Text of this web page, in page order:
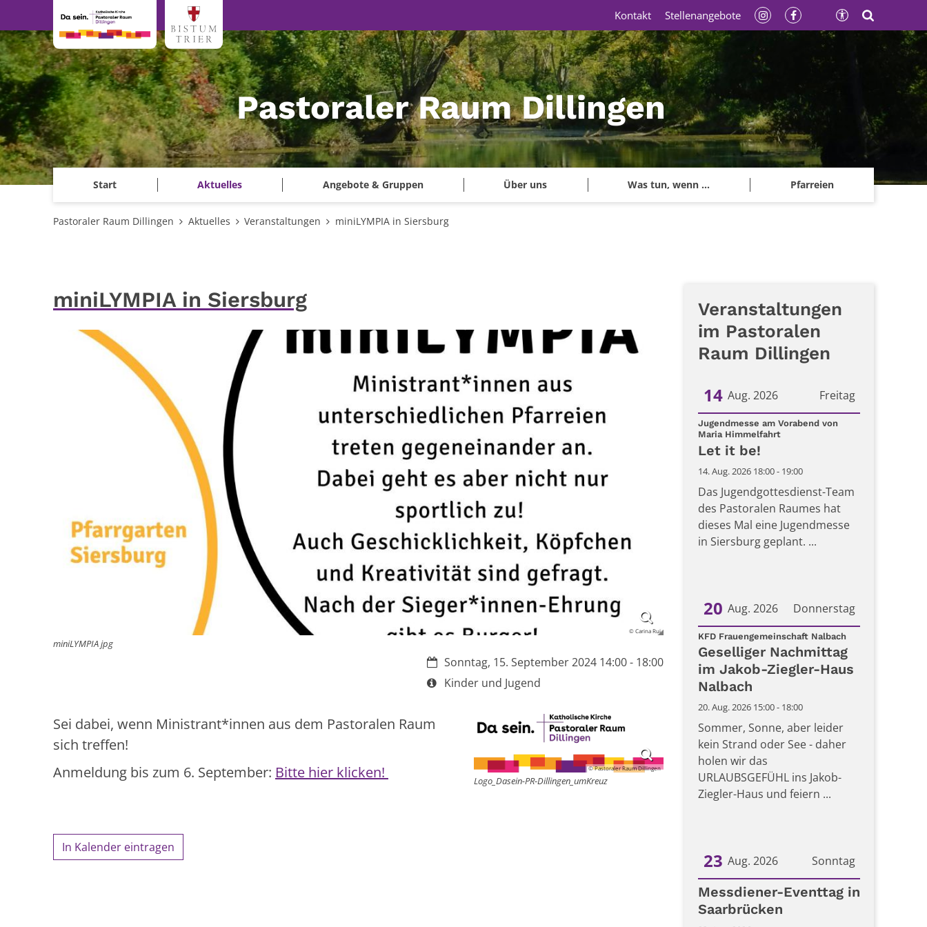
Zum Inhalt springen
Pastoraler Raum Dillingen
Start Aktuelles Angebote & Gruppen Über uns Was tun, wenn ... Pfarreien
Kontakt Stellenangebote
Pastoraler Raum Dillingen Aktuelles Veranstaltungen miniLYMPIA in Siersburg
miniLYMPIA in Siersburg
© Carina Rui
miniLYMPIA jpg
Datum:Sonntag, 15. September 2024 14:00 - 18:00
Art bzw. Nummer:
Kinder und Jugend
© Pastoraler Raum Dillingen
Logo_Dasein-PR-Dillingen_umKreuz
Sei dabei, wenn Ministrant*innen aus dem Pastoralen Raum
sich treffen!
Anmeldung bis zum 6. September: Bitte hier klicken!
In Kalender eintragen
Veranstaltungen
im Pastoralen
Raum Dillingen
Freitag
14 Aug. 2026
Datum: 14. August 2026
Jugendmesse am Vorabend von
Maria Himmelfahrt:
Let it be!
14. Aug. 2026 18:00 - 19:00
Das Jugendgottesdienst-Team
des Pastoralen Raumes hat
dieses Mal eine Jugendmesse
in Siersburg geplant. ...
Donnerstag
20 Aug. 2026
Datum: 20. August 2026
KFD Frauengemeinschaft Nalbach:
Geselliger Nachmittag
im Jakob-Ziegler-Haus
Nalbach
20. Aug. 2026 15:00 - 18:00
Sommer, Sonne, aber leider
kein Strand oder See - daher
holen wir das
URLAUBSGEFÜHL ins Jakob-
Ziegler-Haus und feiern ...
Sonntag
23 Aug. 2026
Datum: 23. August 2026
Messdiener-Eventtag in
Saarbrücken